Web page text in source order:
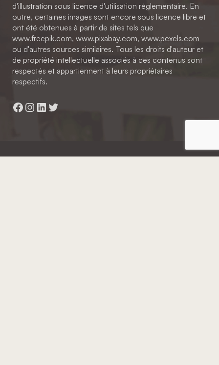
d'illustration sous licence d'utilisation réglementaire. En
outre, certaines images sont encore sous licence libre et
ont été obtenues à partir de sites tels que
www.freepik.com, www.pixabay.com, www.pexels.com
ou d'autres sources similaires. Tous les droits d'auteur et
de propriété intellectuelle associés à ces contenus sont
respectés et appartiennent à leurs propriétaires
respectifs.
Facebook
Instagram
LinkedIn
Twitter